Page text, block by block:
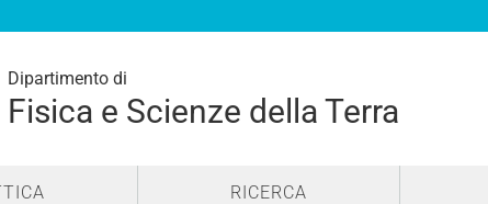
Dipartimento di
Fisica e Scienze della Terra
RICERCA